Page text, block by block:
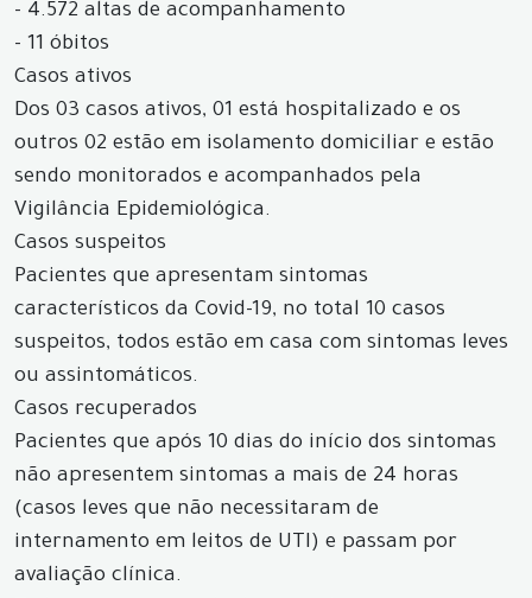
- 4.572 altas de acompanhamento
- 11 óbitos
Casos ativos
Dos 03 casos ativos, 01 está hospitalizado e os
outros 02 estão em isolamento domiciliar e estão
sendo monitorados e acompanhados pela
Vigilância Epidemiológica.
Casos suspeitos
Pacientes que apresentam sintomas
característicos da Covid-19, no total 10 casos
suspeitos, todos estão em casa com sintomas leves
ou assintomáticos.
Casos recuperados
Pacientes que após 10 dias do início dos sintomas
não apresentem sintomas a mais de 24 horas
(casos leves que não necessitaram de
internamento em leitos de UTI) e passam por
avaliação clínica.